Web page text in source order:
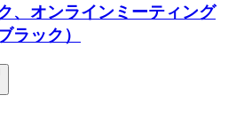
、オンラインミーティング
ラック）